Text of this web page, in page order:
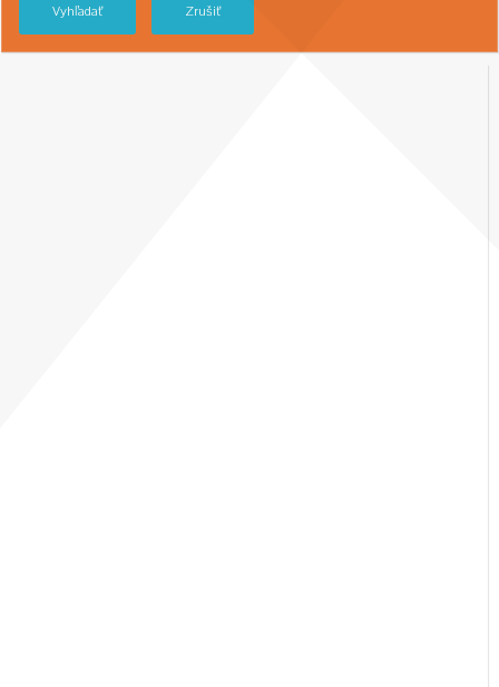
Vyhľadať Zrušiť